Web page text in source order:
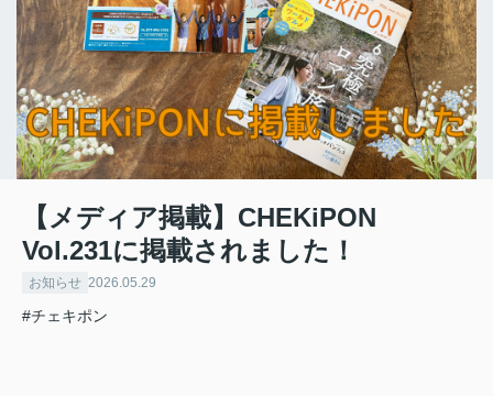
【メディア掲載】CHEKiPON
Vol.231に掲載されました！
お知らせ 2026.05.29
#チェキポン